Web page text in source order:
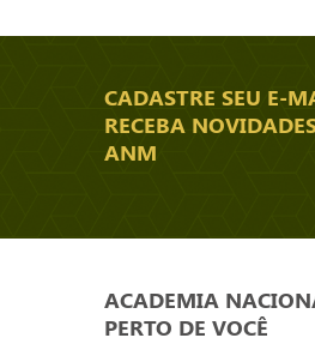
CADASTRE SEU E-
RECEBA
ANM
ACADEMIA
PERTO DE VOCÊ